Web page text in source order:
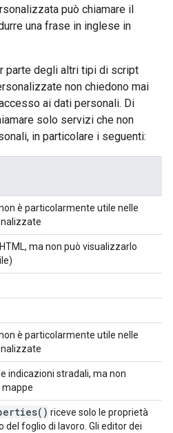
può chiamare il
una frase in inglese in
parte degli altri tipi di script
non chiedono mai
ai dati personali. Di
solo servizi che non
in particolare i seguenti:
è particolarmente utile nelle
ma non può visualizzarlo
è particolarmente utile nelle
indicazioni stradali, ma non
mappe
) riceve solo le proprietà
del foglio di lavoro. Gli editor dei